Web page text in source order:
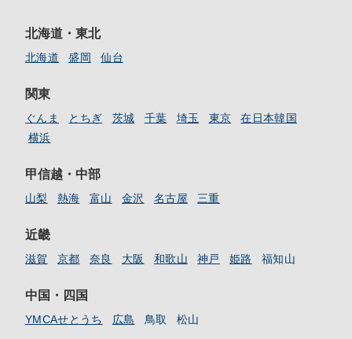
北海道・東北
北海道 盛岡 仙台
関東
ぐんま とちぎ 茨城 千葉 埼玉 東京
在日本韓国
横浜
甲信越・中部
山梨 熱海 富山 金沢 名古屋 三重
近畿
滋賀 京都 奈良 大阪 和歌山 神戸 姫路 福知山
中国・四国
YMCAせとうち 広島 鳥取 松山